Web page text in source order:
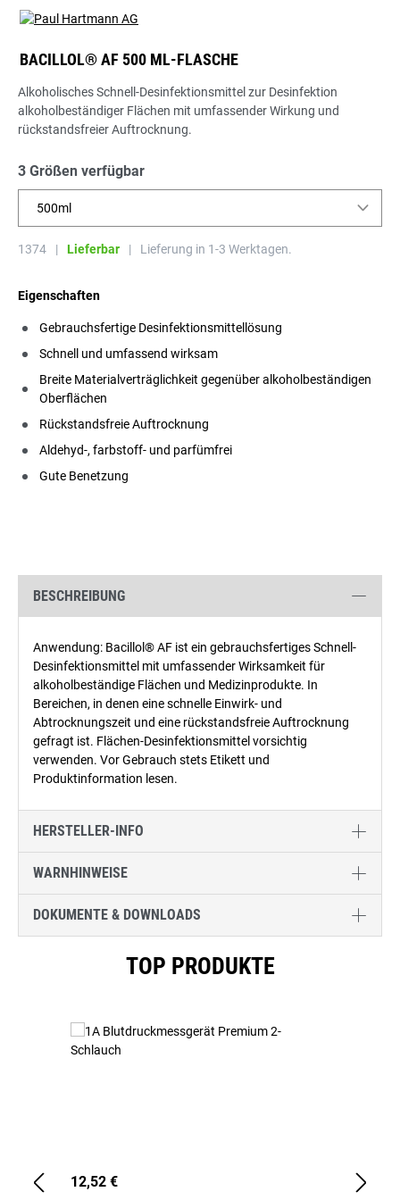
BACILLOL® AF 500 ML-FLASCHE
Alkoholisches Schnell-Desinfektionsmittel zur Desinfektion
alkoholbeständiger Flächen mit umfassender Wirkung und
rückstandsfreier Auftrocknung.
3 Größen verfügbar
500ml
1374 | Lieferbar | Lieferung in 1-3 Werktagen.
Eigenschaften
Gebrauchsfertige Desinfektionsmittellösung
Schnell und umfassend wirksam
Breite Materialverträglichkeit gegenüber alkoholbeständigen
Oberflächen
Rückstandsfreie Auftrocknung
Aldehyd-, farbstoff- und parfümfrei
Gute Benetzung
BESCHREIBUNG
Anwendung: Bacillol® AF ist ein gebrauchsfertiges Schnell-
Desinfektionsmittel mit umfassender Wirksamkeit für
alkoholbeständige Flächen und Medizinprodukte. In
Bereichen, in denen eine schnelle Einwirk- und
Abtrocknungszeit und eine rückstandsfreie Auftrocknung
gefragt ist. Flächen-Desinfektionsmittel vorsichtig
verwenden. Vor Gebrauch stets Etikett und
Produktinformation lesen.
HERSTELLER-INFO
WARNHINWEISE
DOKUMENTE & DOWNLOADS
TOP PRODUKTE
12,52 €